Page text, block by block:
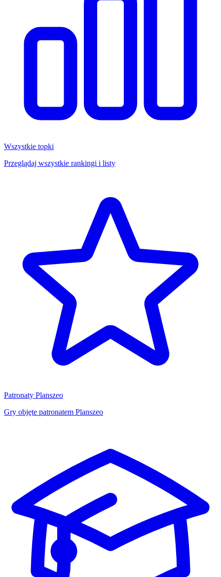
Wszystkie topki
Przeglądaj wszystkie rankingi i listy
Patronaty Planszeo
Gry objęte patronatem Planszeo